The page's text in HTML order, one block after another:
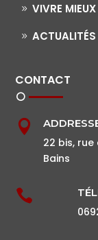
VIVRE MIEUX
ACTUALITÉS
CONTACT

22 bis,
Bains
